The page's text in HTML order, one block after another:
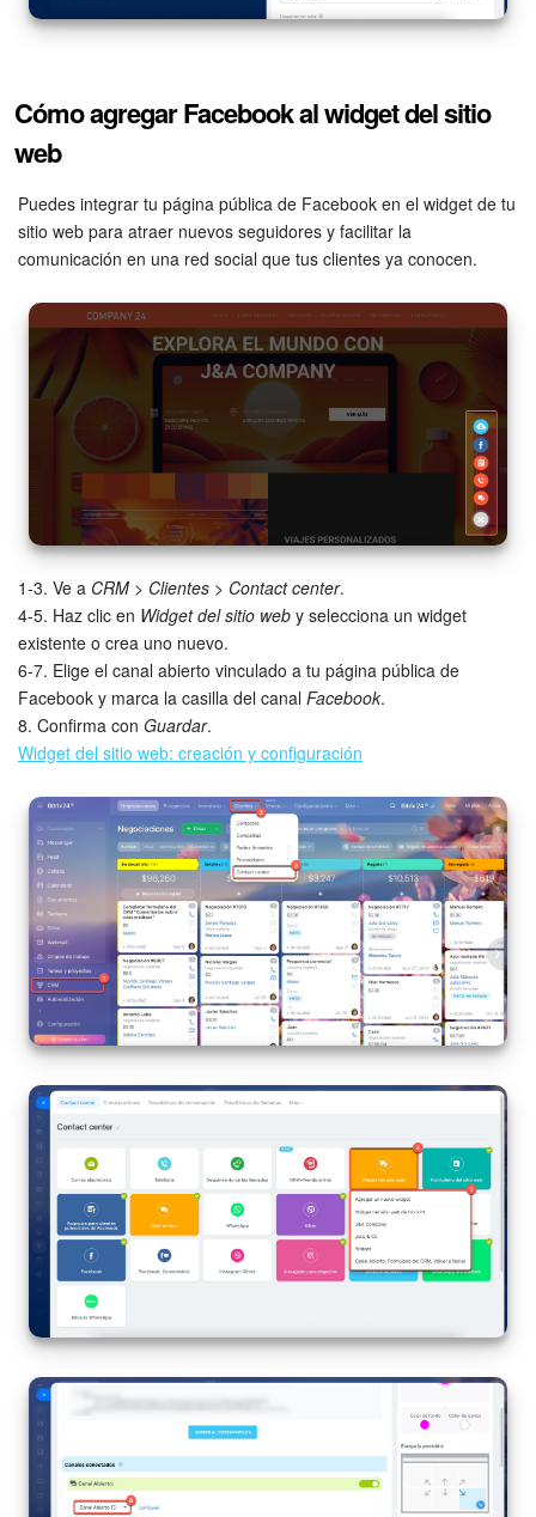
Cómo agregar Facebook al widget del sitio
web
Puedes integrar tu página pública de Facebook en el widget de tu
sitio web para atraer nuevos seguidores y facilitar la
comunicación en una red social que tus clientes ya conocen.
1-3. Ve a CRM > Clientes > Contact center.
4-5. Haz clic en Widget del sitio web y selecciona un widget
existente o crea uno nuevo.
6-7. Elige el canal abierto vinculado a tu página pública de
Facebook y marca la casilla del canal Facebook.
8. Confirma con Guardar.
Widget del sitio web: creación y configuración